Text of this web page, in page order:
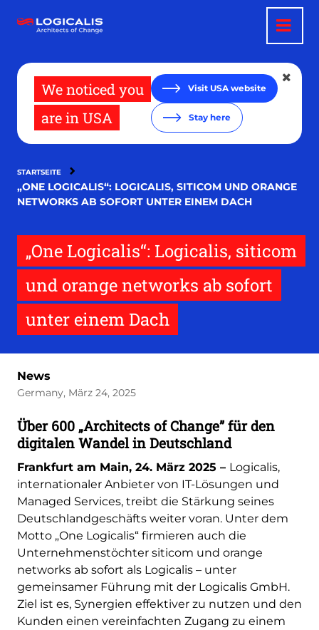
zum
Inhalt
We noticed you
are in USA
Visit USA website
Stay here
STARTSEITE
„ONE LOGICALIS“: LOGICALIS, SITICOM UND ORANGE
NETWORKS AB SOFORT UNTER EINEM DACH
„One Logicalis“: Logicalis, siticom
und orange networks ab sofort
unter einem Dach
News
Germany, März 24, 2025
Über 600 „Architects of Change” für den
digitalen Wandel in Deutschland
Frankfurt am Main, 24. März 2025 – Logicalis,
internationaler Anbieter von IT-Lösungen und
Managed Services, treibt die Stärkung seines
Deutschlandgeschäfts weiter voran. Unter dem
Motto „One Logicalis“ firmieren auch die
Unternehmenstöchter siticom und orange
networks ab sofort als Logicalis – unter
gemeinsamer Führung mit der Logicalis GmbH.
Ziel ist es, Synergien effektiver zu nutzen und den
Kunden einen vereinfachten Zugang zu einem